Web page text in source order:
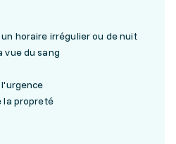
horaire irrégulier ou de nuit
vue du sang
la propreté